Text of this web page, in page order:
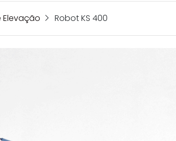
Elevação Robot KS 400